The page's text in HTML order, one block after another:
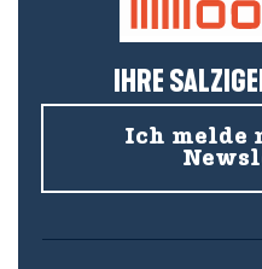
IHRE
Ich melde